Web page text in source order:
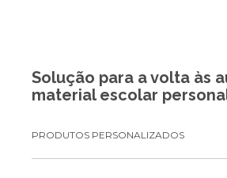
Solução para a volta às
material escolar
PRODUTOS PERSONALIZADOS